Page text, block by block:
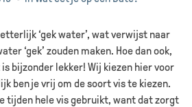
‘gek water’, wat verwijst naar
‘gek’ zouden maken. Hoe dan ook,
bijzonder lekker! Wij kiezen hier voor
ben je vrij om de soort vis te kiezen.
tijden hele vis gebruikt, want dat zorgt